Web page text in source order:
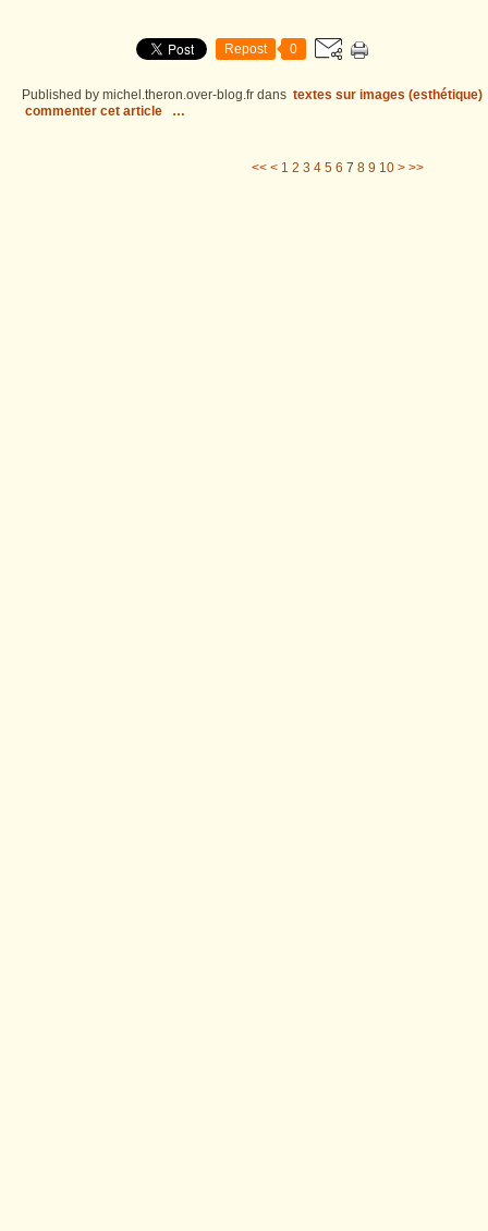
Repost 0
Published by michel.theron.over-blog.fr dans textes sur images (esthétique)
commenter cet article
…
<< < 1 2 3 4 5 6 7 8 9 10 > >>